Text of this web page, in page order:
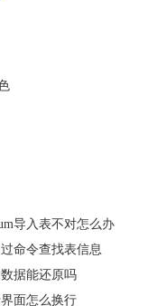
及它们的数据库对象。高
据库对象名旁边。
连接，并从弹出菜单选
筛选，“对象筛选”能让你
器点击搜索图标，并指定一
项。
Navicat教程”可获取更多相关
导入表不对怎么办
命令查找表信息
据能还原吗
面怎么换行